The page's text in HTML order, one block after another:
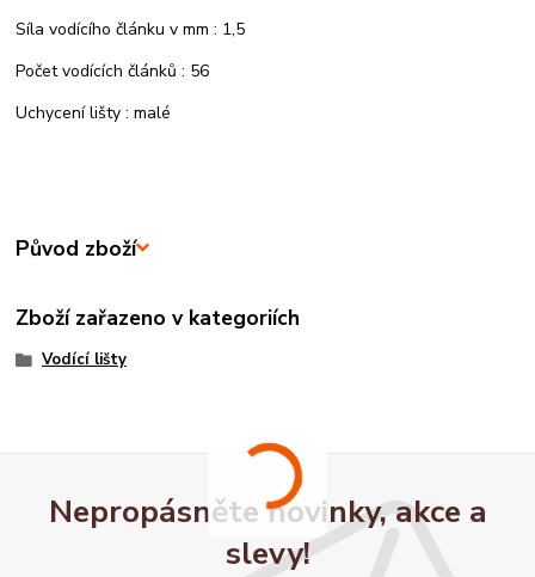
Síla vodícího článku v mm : 1,5
Počet vodících článků : 56
Uchycení lišty : malé
Původ zboží
Zboží zařazeno v kategoriích
Vodící lišty
Nepropásněte novinky, akce a
slevy!